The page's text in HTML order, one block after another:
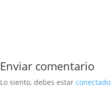
Enviar comentario
Lo siento, debes estarconectado